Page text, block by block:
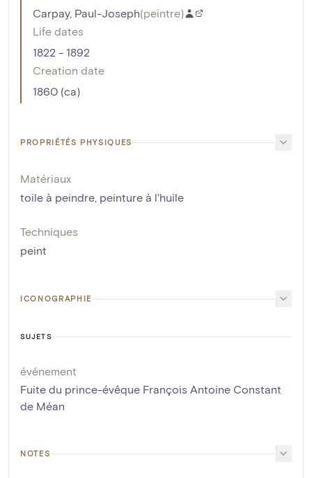
Carpay, Paul-Joseph(peintre)
Life dates
1822 - 1892
Creation date
1860 (ca)
PROPRIÉTÉS PHYSIQUES
Matériaux
toile à peindre, peinture à l'huile
Techniques
peint
ICONOGRAPHIE
SUJETS
événement
Fuite du prince-évêque François Antoine Constant
de Méan
NOTES